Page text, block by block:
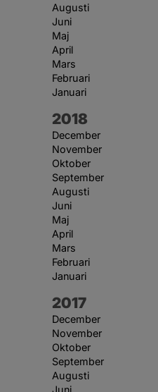
Augusti
Juni
Maj
April
Mars
Februari
Januari
År:
2018
December
November
Oktober
September
Augusti
Juni
Maj
April
Mars
Februari
Januari
År:
2017
December
November
Oktober
September
Augusti
Juni